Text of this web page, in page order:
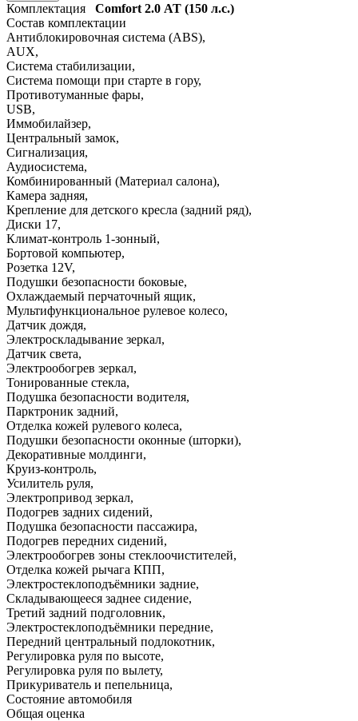
Комплектация Comfort 2.0 АТ (150 л.с.)
Состав комплектации
Антиблокировочная система (ABS),
AUX,
Система стабилизации,
Система помощи при старте в гору,
Противотуманные фары,
USB,
Иммобилайзер,
Центральный замок,
Сигнализация,
Аудиосистема,
Комбинированный (Материал салона),
Камера задняя,
Крепление для детского кресла (задний ряд),
Диски 17,
Климат-контроль 1-зонный,
Бортовой компьютер,
Розетка 12V,
Подушки безопасности боковые,
Охлаждаемый перчаточный ящик,
Мультифункциональное рулевое колесо,
Датчик дождя,
Электроскладывание зеркал,
Датчик света,
Электрообогрев зеркал,
Тонированные стекла,
Подушка безопасности водителя,
Парктроник задний,
Отделка кожей рулевого колеса,
Подушки безопасности оконные (шторки),
Декоративные молдинги,
Круиз-контроль,
Усилитель руля,
Электропривод зеркал,
Подогрев задних сидений,
Подушка безопасности пассажира,
Подогрев передних сидений,
Электрообогрев зоны стеклоочистителей,
Отделка кожей рычага КПП,
Электростеклоподъёмники задние,
Складывающееся заднее сидение,
Третий задний подголовник,
Электростеклоподъёмники передние,
Передний центральный подлокотник,
Регулировка руля по высоте,
Регулировка руля по вылету,
Прикуриватель и пепельница,
Состояние автомобиля
Общая оценка